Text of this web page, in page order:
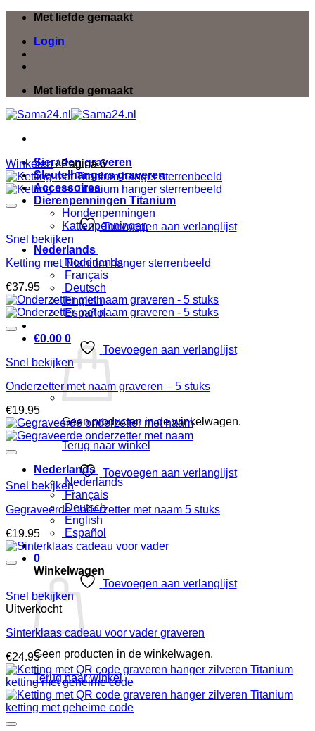
inhoud
Met liefde gemaakt
Login
Met liefde gemaakt
Sieraden graveren
Sleutelhangers graveren
Accessoires
Dierenpenningen Titanium
Hondenpenningen
Kattenpenningen
Nederlands
Nederlands
Français
Deutsch
English
Español
€0.00 0
Geen producten in de winkelwagen.
Terug naar winkel
Nederlands
Nederlands
Français
Deutsch
English
Español
0
Winkelwagen
Geen producten in de winkelwagen.
Terug naar winkel
Winkelen /Pagina 6
Toevoegen aan verlanglijst
Snel bekijken
Ketting met Titanium hanger sterrenbeeld
€37.95
Toevoegen aan verlanglijst
Snel bekijken
Onderzetter met naam graveren – 5 stuks
€19.95
Toevoegen aan verlanglijst
Snel bekijken
Gegraveerde onderzetter met naam 5 stuks
€19.95
Toevoegen aan verlanglijst
Snel bekijken
Uitverkocht
Sinterklaas cadeau voor vader graveren
€24.95